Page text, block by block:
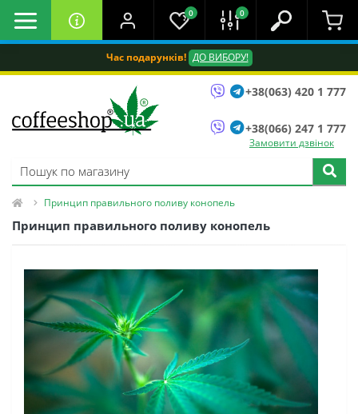
Час подарунків! ДО ВИБОРУ!
0 0
+38(063) 420 1 777
+38(066) 247 1 777
Замовити дзвінок
Принцип правильного поливу конопель
Принцип правильного поливу конопель